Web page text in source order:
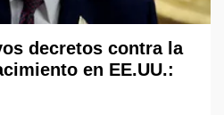
decretos contra la
en EE.UU.: